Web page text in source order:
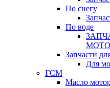
По снегу
По воде
Запчасти
Для
ГСМ
Масло